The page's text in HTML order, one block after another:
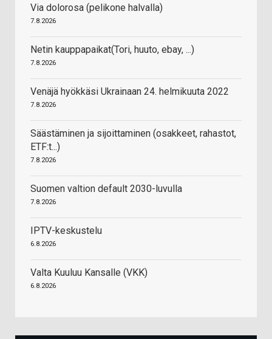
Via dolorosa (pelikone halvalla)
7.8.2026
Netin kauppapaikat(Tori, huuto, ebay, ...)
7.8.2026
Venäjä hyökkäsi Ukrainaan 24. helmikuuta 2022
7.8.2026
Säästäminen ja sijoittaminen (osakkeet, rahastot,
ETF:t...)
7.8.2026
Suomen valtion default 2030-luvulla
7.8.2026
IPTV-keskustelu
6.8.2026
Valta Kuuluu Kansalle (VKK)
6.8.2026